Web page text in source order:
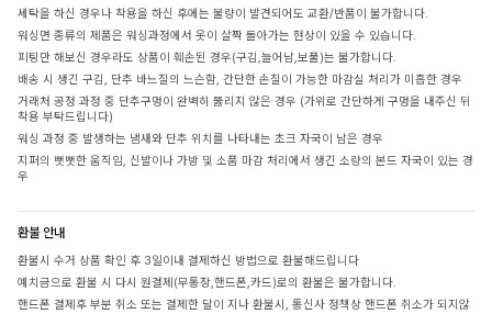
세탁을 하신 경우나 착용을 하신 후에는 불량이 발견되어도 교환/반품이 불가합니다.
워싱면 종류의 제품은 워싱과정에서 옷이 살짝 돌아가는 현상이 있을 수 있습니다.
피팅만 해보신 경우라도 상품이 훼손된 경우(구김,늘어남,보풀)는 불가합니다.
배송 시 생긴 구김, 단추 바느질의 느슨함, 간단한 손질이 가능한 마감실 처리가 미흡한 경우
거래처 공정 과정 중 단추구멍이 완벽히 뚫리지 않은 경우 (가위로 간단하게 구멍을 내주신 뒤
착용 부탁드립니다)
워싱 과정 중 발생하는 냄새와 단추 위치를 나타내는 초크 자국이 남은 경우
지퍼의 뻣뻣한 움직임, 신발이나 가방 및 소품 마감 처리에서 생긴 소량의 본드 자국이 있는 경
우
환불 안내
환불시 수거 상품 확인 후 3일이내 결제하신 방법으로 환불해드립니다
예치금으로 환불 시 다시 원결제(무통장,핸드폰,카드)로의 환불은 불가합니다.
핸드폰 결제후 부분 취소 또는 결제한 달이 지나 환불시, 통신사 정책상 핸드폰 취소가 되지않